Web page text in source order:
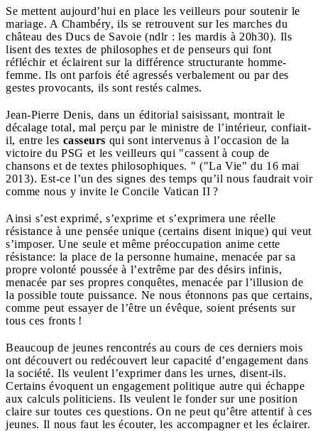
Se mettent aujourd’hui en place les veilleurs pour soutenir le
mariage. A Chambéry, ils se retrouvent sur les marches du
château des Ducs de Savoie (ndlr : les mardis à 20h30). Ils
lisent des textes de philosophes et de penseurs qui font
réfléchir et éclairent sur la différence structurante homme-
femme. Ils ont parfois été agressés verbalement ou par des
gestes provocants, ils sont restés calmes.
Jean-Pierre Denis, dans un éditorial saisissant, montrait le
décalage total, mal perçu par le ministre de l’intérieur, confiait-
il, entre les casseurs qui sont intervenus à l’occasion de la
victoire du PSG et les veilleurs qui "cassent à coup de
chansons et de textes philosophiques. " ("La Vie" du 16 mai
2013). Est-ce l’un des signes des temps qu’il nous faudrait voir
comme nous y invite le Concile Vatican II ?
Ainsi s’est exprimé, s’exprime et s’exprimera une réelle
résistance à une pensée unique (certains disent inique) qui veut
s’imposer. Une seule et même préoccupation anime cette
résistance: la place de la personne humaine, menacée par sa
propre volonté poussée à l’extrême par des désirs infinis,
menacée par ses propres conquêtes, menacée par l’illusion de
la possible toute puissance. Ne nous étonnons pas que certains,
comme peut essayer de l’être un évêque, soient présents sur
tous ces fronts !
Beaucoup de jeunes rencontrés au cours de ces derniers mois
ont découvert ou redécouvert leur capacité d’engagement dans
la société. Ils veulent l’exprimer dans les urnes, disent-ils.
Certains évoquent un engagement politique autre qui échappe
aux calculs politiciens. Ils veulent le fonder sur une position
claire sur toutes ces questions. On ne peut qu’être attentif à ces
jeunes. Il nous faut les écouter, les accompagner et les éclairer.